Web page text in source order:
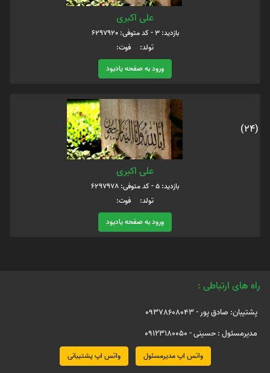
علی اکبری
بازدید: 3 - کد متوفی: 6297920
تولد: فوت:
ورود به صفحه یادبود
(24)
علی اکبری
بازدید: 5 - کد متوفی: 6297978
تولد: فوت:
ورود به صفحه یادبود
راه های ارتباطی :
پشتیبان: صادق پور - 09378608043
مدیرمسئول : حسینی - 09123180050
واتس اپ مدیرمسئول واتس اپ پشتیبانی